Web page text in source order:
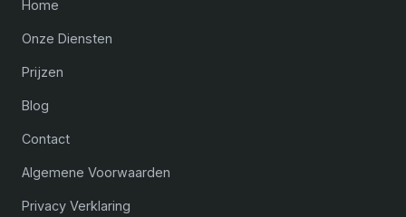
Home
Onze Diensten
Prijzen
Blog
Contact
Algemene Voorwaarden
Privacy Verklaring